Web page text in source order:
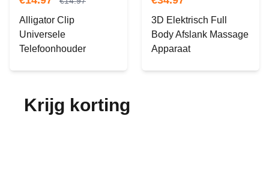
Alligator Clip
Universele
Telefoonhouder
3D Elektrisch Full
Body Afslank Massage
Apparaat
Krijg korting